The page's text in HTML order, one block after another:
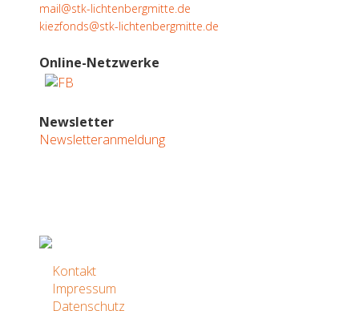
mail@stk-lichtenbergmitte.de
kiezfonds@stk-lichtenbergmitte.de
Online-Netzwerke
Newsletter
Newsletteranmeldung
Kontakt
Impressum
Datenschutz